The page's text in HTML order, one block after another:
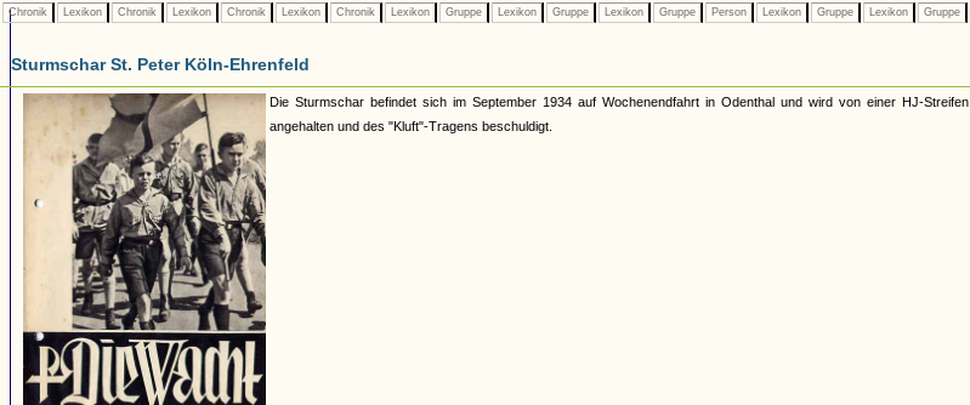
Chronik Lexikon Chronik Lexikon Chronik Lexikon Chronik Lexikon Gruppe Lexikon Gruppe Lexikon Gruppe Person Lexikon Gruppe Lexikon Gruppe
Sturmschar St. Peter Köln-Ehrenfeld
Die Sturmschar befindet sich im September 1934 auf Wochenendfahrt in Odenthal und wird von einer HJ-Streifen
angehalten und des "Kluft"-Tragens beschuldigt.